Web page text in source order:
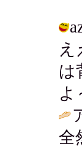
え
は
よ
全